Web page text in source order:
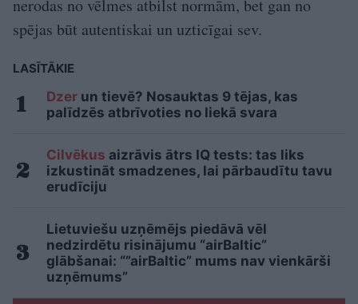
nerodas no vēlmes atbilst normām, bet gan no
spējas būt autentiskai un uzticīgai sev.
LASĪTĀKIE
Dzer un tievē? Nosauktas 9 tējas, kas
palīdzēs atbrīvoties no liekā svara
Cilvēkus aizrāvis ātrs IQ tests: tas liks
izkustināt smadzenes, lai pārbaudītu tavu
erudīciju
Lietuviešu uzņēmējs piedāvā vēl
nedzirdētu risinājumu “airBaltic”
glābšanai: “”airBaltic” mums nav vienkārši
uzņēmums”